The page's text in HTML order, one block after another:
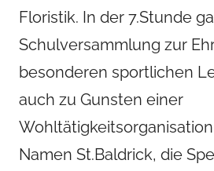
Floristik. In der 7.Stunde
Schulversammlung zur
besonderen sportlichen
auch zu Gunsten einer
Namen St.Baldrick, die